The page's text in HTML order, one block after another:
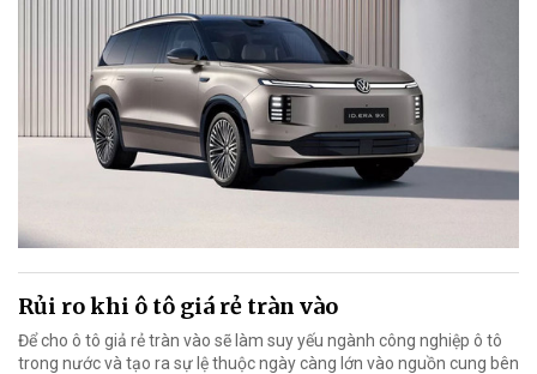
Rủi ro khi ô tô giá rẻ tràn vào
Để cho ô tô giả rẻ tràn vào sẽ làm suy yếu ngành công nghiệp ô tô
trong nước và tạo ra sự lệ thuộc ngày càng lớn vào nguồn cung bên